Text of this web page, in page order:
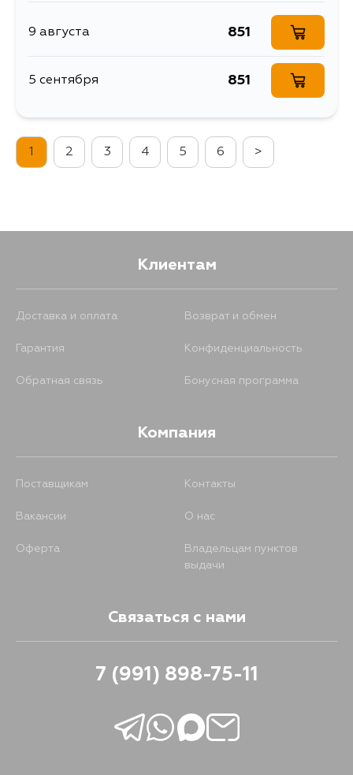
9 августа 851
5 сентября 851
1 2 3 4 5 6 >
Клиентам
Доставка и оплата Возврат и обмен
Гарантия Конфиденциальность
Обратная связь Бонусная программа
Компания
Поставщикам Контакты
Вакансии О нас
Оферта
Владельцам пунктов
выдачи
Связаться с нами
7 (991) 898-75-11